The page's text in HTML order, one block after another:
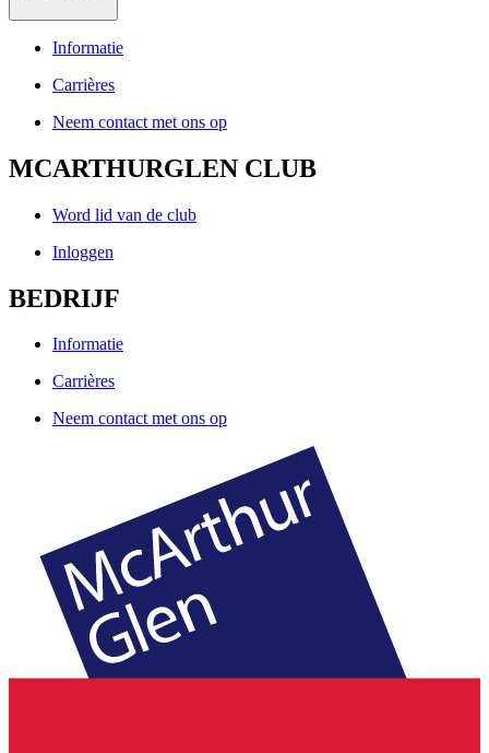
Informatie
Carrières
Neem contact met ons op
MCARTHURGLEN CLUB
Word lid van de club
Inloggen
BEDRIJF
Informatie
Carrières
Neem contact met ons op